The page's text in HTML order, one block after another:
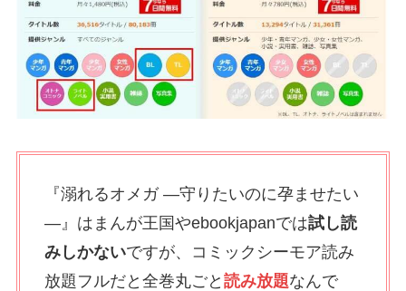
『溺れるオメガ ―守りたいのに孕ませたい
―』はまんが王国やebookjapanでは試し読
みしかないですが、コミックシーモア読み
放題フルだと全巻丸ごと 読み放題なんで